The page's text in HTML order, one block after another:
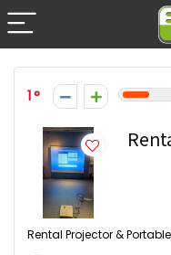
1
Rental Projector &